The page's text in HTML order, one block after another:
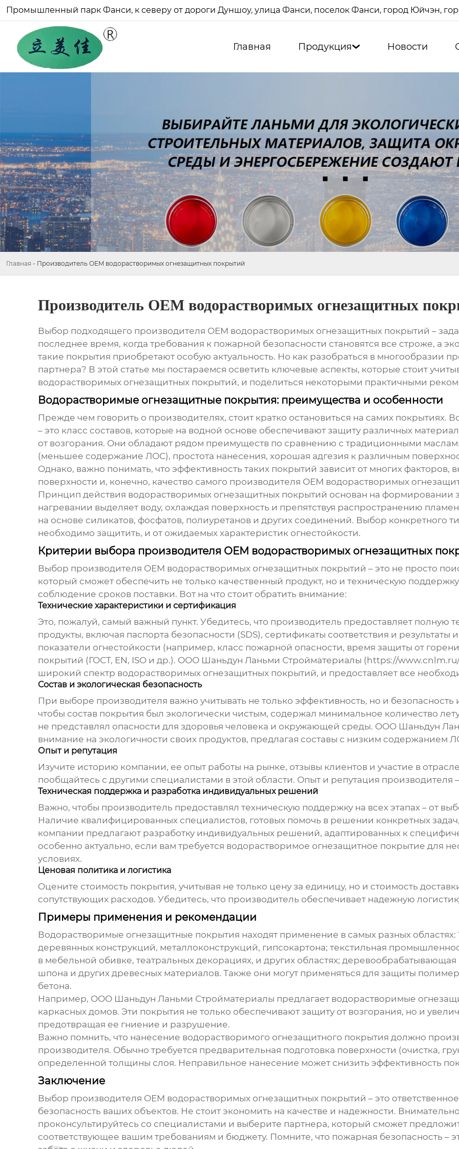
Промышленный парк Фанси, к северу от дороги Дуншоу, улица Фанси, поселок Фанси, город Юйчэн,
Главная Продукция Новости
Главная - Производитель OEM водорастворимых огнезащитных покрытий
Производитель OEM водорастворимых огнезащитных
Выбор подходящего производителя OEM водорастворимых огнезащитных покрытий –
последнее время, когда требования к пожарной безопасности становятся все строже, а
такие покрытия приобретают особую актуальность. Но как разобраться в многообразии
партнера? В этой статье мы постараемся осветить ключевые аспекты, которые стоит
водорастворимых огнезащитных покрытий, и поделиться некоторыми практичными
Водорастворимые огнезащитные покрытия: преимущества и особенности
Прежде чем говорить о производителях, стоит кратко остановиться на самих покрытиях.
– это класс составов, которые на водной основе обеспечивают защиту различных
от возгорания. Они обладают рядом преимуществ по сравнению с традиционными
(меньшее содержание ЛОС), простота нанесения, хорошая адгезия к различным
Однако, важно понимать, что эффективность таких покрытий зависит от многих факторов,
поверхности и, конечно, качество самого производителя OEM водорастворимых
Принцип действия водорастворимых огнезащитных покрытий основан на формировании
нагревании выделяет воду, охлаждая поверхность и препятствуя распространению
на основе силикатов, фосфатов, полиуретанов и других соединений. Выбор конкретного
необходимо защитить, и от ожидаемых характеристик огнестойкости.
Критерии выбора производителя OEM водорастворимых огнезащитных
Выбор производителя OEM водорастворимых огнезащитных покрытий – это не просто
который сможет обеспечить не только качественный продукт, но и техническую
соблюдение сроков поставки. Вот на что стоит обратить внимание:
Технические характеристики и сертификация
Это, пожалуй, самый важный пункт. Убедитесь, что производитель предоставляет полную
продукты, включая паспорта безопасности (SDS), сертификаты соответствия и
показатели огнестойкости (например, класс пожарной опасности, время защиты от
покрытий (ГОСТ, EN, ISO и др.). ООО Шаньдун Ланьми Стройматериалы (https://
широкий спектр водорастворимых огнезащитных покрытий, и предоставляет все
Состав и экологическая безопасность
При выборе производителя важно учитывать не только эффективность, но и
чтобы состав покрытия был экологически чистым, содержал минимальное количество
не представлял опасности для здоровья человека и окружающей среды. ООО Шаньдун
внимание на экологичности своих продуктов, предлагая составы с низким содержанием
Опыт и репутация
Изучите историю компании, ее опыт работы на рынке, отзывы клиентов и участие в
пообщайтесь с другими специалистами в этой области. Опыт и репутация производителя
Техническая поддержка и разработка индивидуальных решений
Важно, чтобы производитель предоставлял техническую поддержку на всех этапах – от
Наличие квалифицированных специалистов, готовых помочь в решении конкретных
компании предлагают разработку индивидуальных решений, адаптированных к
особенно актуально, если вам требуется водорастворимое огнезащитное покрытие для
условиях.
Ценовая политика и логистика
Оцените стоимость покрытия, учитывая не только цену за единицу, но и стоимость
сопутствующих расходов. Убедитесь, что производитель обеспечивает надежную
Примеры применения и рекомендации
Водорастворимые огнезащитные покрытия находят применение в самых разных
деревянных конструкций, металлоконструкций, гипсокартона; текстильная
в мебельной обивке, театральных декорациях, и других областях;
шпона и других древесных материалов. Также они могут применяться для защиты
бетона.
Например, ООО Шаньдун Ланьми Стройматериалы предлагает водорастворимые
каркасных домов. Эти покрытия не только обеспечивают защиту от возгорания, но и
предотвращая ее гниение и разрушение.
Важно помнить, что нанесение водорастворимого огнезащитного покрытия должно
производителя. Обычно требуется предварительная подготовка поверхности (очистка,
определенной толщины слоя. Неправильное нанесение может снизить эффективность
Заключение
Выбор производителя OEM водорастворимых огнезащитных покрытий – это
безопасность ваших объектов. Не стоит экономить на качестве и надежности.
проконсультируйтесь со специалистами и выберите партнера, который сможет
соответствующее вашим требованиям и бюджету. Помните, что пожарная безопасность –